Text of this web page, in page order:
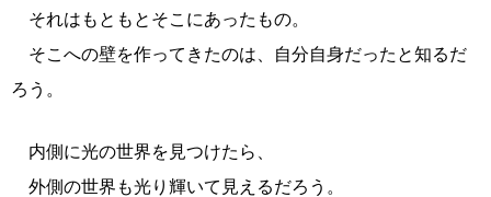
それはもともとそこにあったもの。
そこへの壁を作ってきたのは、自分自身だったと知るだ
ろう。
内側に光の世界を見つけたら、
外側の世界も光り輝いて見えるだろう。